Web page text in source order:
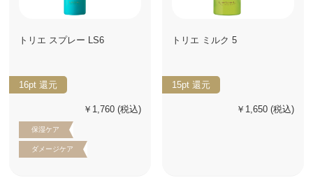
トリエ スプレー LS6
16pt 還元
￥1,760 (税込)
保湿ケア
ダメージケア
トリエ ミルク 5
15pt 還元
￥1,650 (税込)